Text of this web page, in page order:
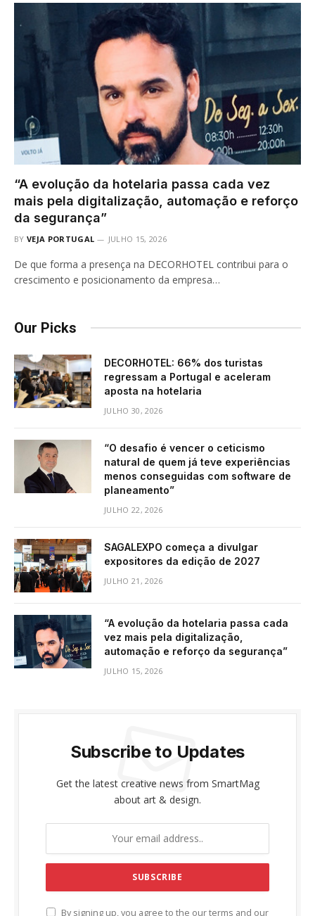
“A evolução da hotelaria passa cada vez
mais pela digitalização, automação e reforço
da segurança”
BY VEJA PORTUGAL JULHO 15, 2026
De que forma a presença na DECORHOTEL contribui para o
crescimento e posicionamento da empresa…
Our Picks
DECORHOTEL: 66% dos turistas
regressam a Portugal e aceleram
aposta na hotelaria
JULHO 30, 2026
“O desafio é vencer o ceticismo
natural de quem já teve experiências
menos conseguidas com software de
planeamento”
JULHO 22, 2026
SAGALEXPO começa a divulgar
expositores da edição de 2027
JULHO 21, 2026
“A evolução da hotelaria passa cada
vez mais pela digitalização,
automação e reforço da segurança”
JULHO 15, 2026
Subscribe to Updates
Get the latest creative news from SmartMag
about art & design.
By signing up, you agree to the our terms and our